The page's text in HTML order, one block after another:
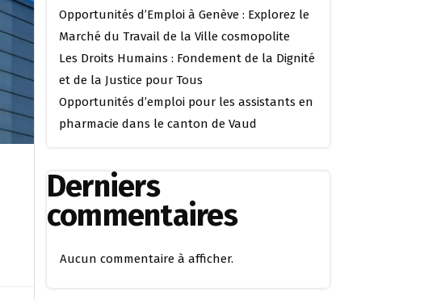
Opportunités d’Emploi à Genève : Explorez le
Marché du Travail de la Ville cosmopolite
Les Droits Humains : Fondement de la Dignité
et de la Justice pour Tous
Opportunités d’emploi pour les assistants en
pharmacie dans le canton de Vaud
Derniers
commentaires
Aucun commentaire à afficher.